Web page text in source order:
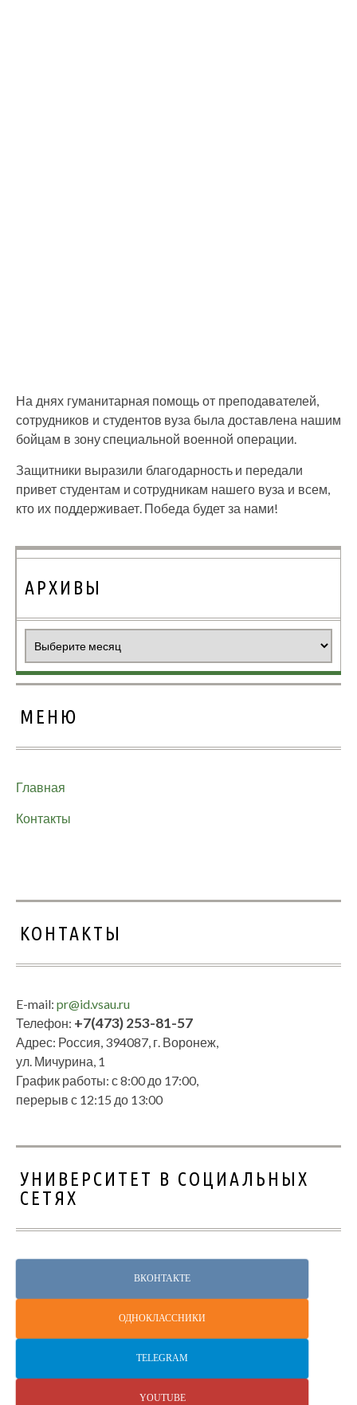
На днях гуманитарная помощь от преподавателей,
сотрудников и студентов вуза была доставлена нашим
бойцам в зону специальной военной операции.
Защитники выразили благодарность и передали
привет студентам и сотрудникам нашего вуза и всем,
кто их поддерживает. Победа будет за нами!
АРХИВЫ
МЕНЮ
Главная
Контакты
КОНТАКТЫ
E-mail: pr@id.vsau.ru
Телефон: +7(473) 253-81-57
Адрес: Россия, 394087, г. Воронеж,
ул. Мичурина, 1
График работы: с 8:00 до 17:00,
перерыв с 12:15 до 13:00
УНИВЕРСИТЕТ В СОЦИАЛЬНЫХ
СЕТЯХ
ВКОНТАКТЕ
ОДНОКЛАССНИКИ
TELEGRAM
YOUTUBE